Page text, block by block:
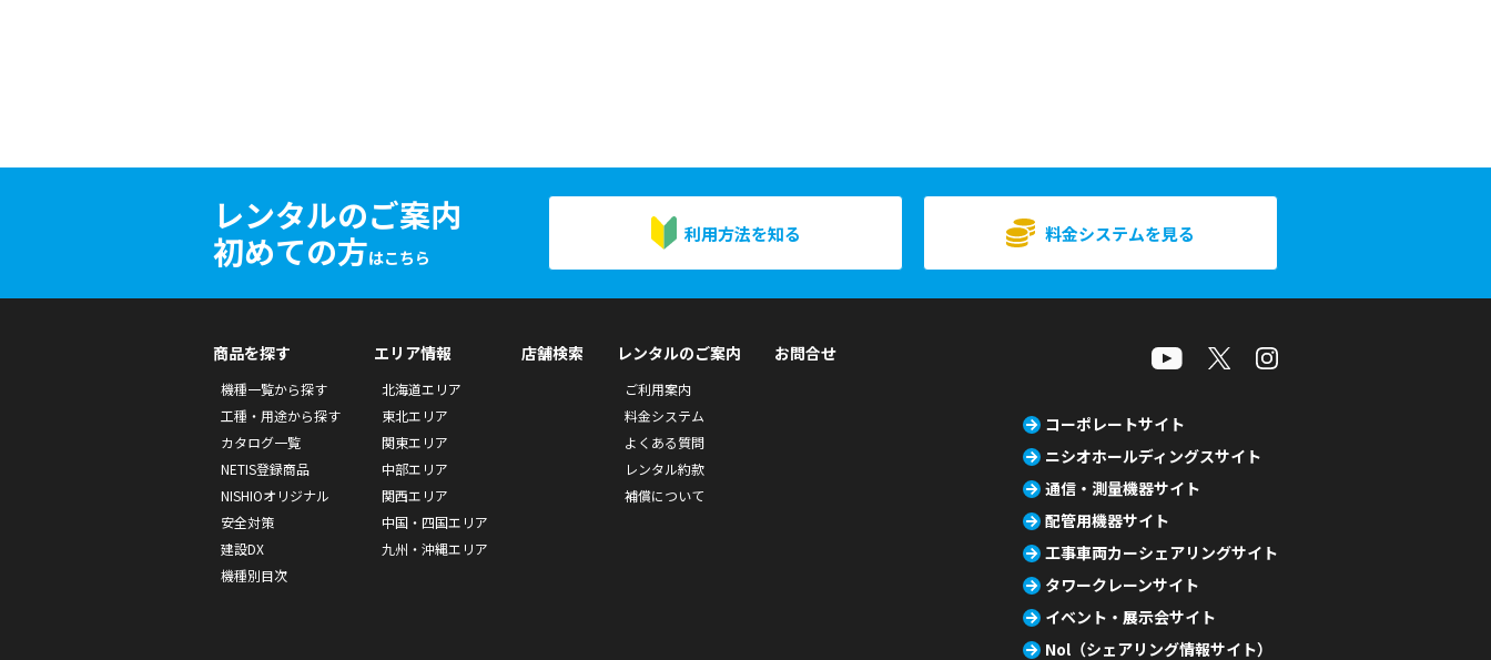
レンタルのご案内
初めての方はこちら
利用方法を知る 料金システムを見る
商品を探す
機種一覧から探す
工種・用途から探す
カタログ一覧
NETIS登録商品
NISHIOオリジナル
安全対策
建設DX
機種別目次
エリア情報
北海道エリア
東北エリア
関東エリア
中部エリア
関西エリア
中国・四国エリア
九州・沖縄エリア
店舗検索 レンタルのご案内
ご利用案内
料金システム
よくある質問
レンタル約款
補償について
お問合せ
コーポレートサイト
ニシオホールディングスサイト
通信・測量機器サイト
配管用機器サイト
工事車両カーシェアリングサイト
タワークレーンサイト
イベント・展示会サイト
Nol（シェアリング情報サイト）